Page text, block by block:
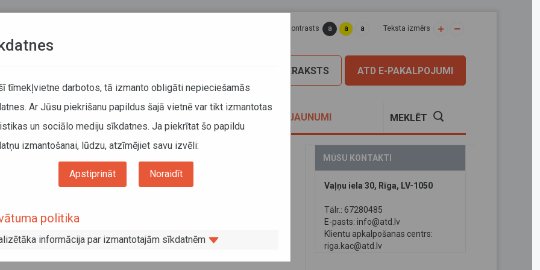
Lapas kontrasts a a a Teksta izmērs
ATD E-PAKALPOJUMI
PIERAKSTS
JAUNUMI MEKLĒT
mainīti nosaukumi un būs izmaiņas maršruta Rīga–Talsi rīta reisos
autobusu pieturām Jūrmalā mainīti
maršruta Rīga–Talsi rīta reisos
MŪSU KONTAKTI
Vaļņu iela 30, Rīga, LV-1050
Tālr.: 67280485
E-pasts: info@atd.lv
Klientu apkalpošanas centrs:
riga.kac@atd.lv
tīmekļvietne darbotos, tā izmanto obligāti nepieciešamās
Ar Jūsu piekrišanu papildus šajā vietnē var tikt izmantotas
un sociālo mediju sīkdatnes. Ja piekrītat šo papildu
izmantošanai, lūdzu, atzīmējiet savu izvēli:
Apstiprināt Noraidīt
politika
informācija par izmantotajām sīkdatnēm